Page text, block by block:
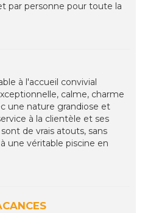
par personne pour toute la
à l'accueil convivial
calme, charme
une nature grandiose et
à la clientèle et ses
de vrais atouts, sans
une véritable piscine en